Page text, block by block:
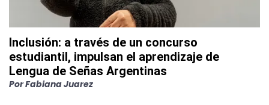
Inclusión: a través de un concurso
estudiantil, impulsan el aprendizaje de
Lengua de Señas Argentinas
PorFabiana Juarez